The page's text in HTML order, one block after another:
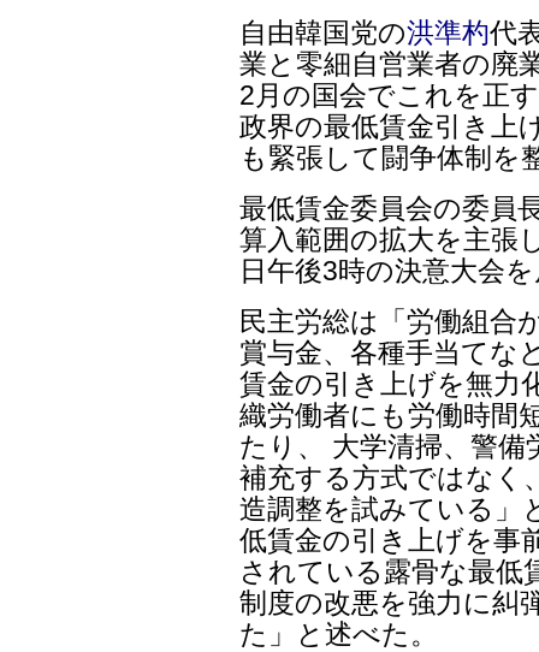
自由韓国党の洪準杓代
業と零細自営業者の廃
2月の国会でこれを正
政界の最低賃金引き上
も緊張して闘争体制を
最低賃金委員会の委員
算入範囲の拡大を主張
日午後3時の決意大会
民主労総は「労働組合
賞与金、各種手当てな
賃金の引き上げを無力
織労働者にも労働時間
たり、 大学清掃、警
補充する方式ではなく
造調整を試みている」
低賃金の引き上げを事
されている露骨な最低
制度の改悪を強力に糾
た」と述べた。